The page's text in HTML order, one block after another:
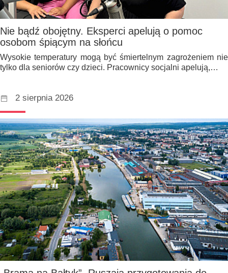
Nie bądź obojętny. Eksperci apelują o pomoc
osobom śpiącym na słońcu
Wysokie temperatury mogą być śmiertelnym zagrożeniem nie
tylko dla seniorów czy dzieci. Pracownicy socjalni apelują,…
2 sierpnia 2026